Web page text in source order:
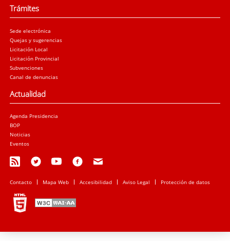
Trámites
Sede electrónica
Quejas y sugerencias
Licitación Local
Licitación Provincial
Subvenciones
Canal de denuncias
Actualidad
Agenda Presidencia
BOP
Noticias
Eventos
Contacto Mapa Web Accesibilidad Aviso Legal Protección de datos